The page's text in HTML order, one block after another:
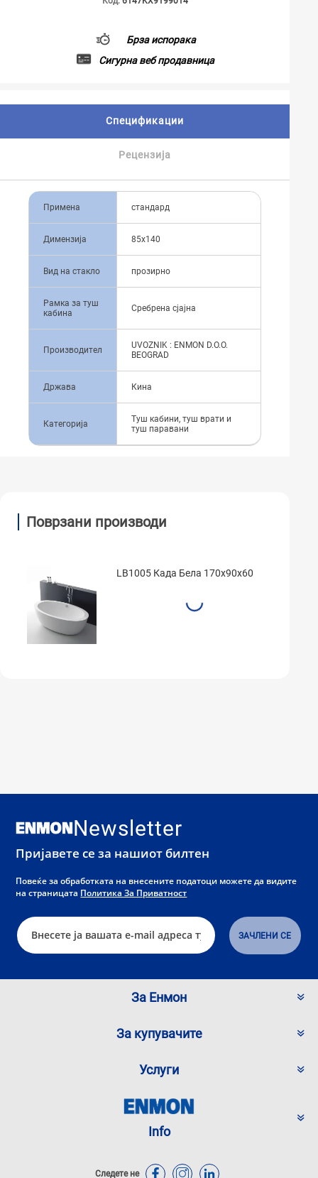
Брза испорака
Сигурна веб продавница
Спецификации
Рецензија
Примена стандард
Димензија 85x140
Вид на стакло прозирно
Рамка за туш
кабина
Сребрена сјајна
Производител
UVOZNIK : ENMON D.O.O.
BEOGRAD
Држава Кина
Категорија
Туш кабини, туш врати и
туш паравани
Поврзани производи
LB1005 Када Бела 170x90x60
Newsletter
Пријавете се за нашиот билтен
Повеќе за обработката на внесените податоци можете да видите
на страницата Политика За Приватност
За Енмон
За купувачите
Услуги
Info
Следете не